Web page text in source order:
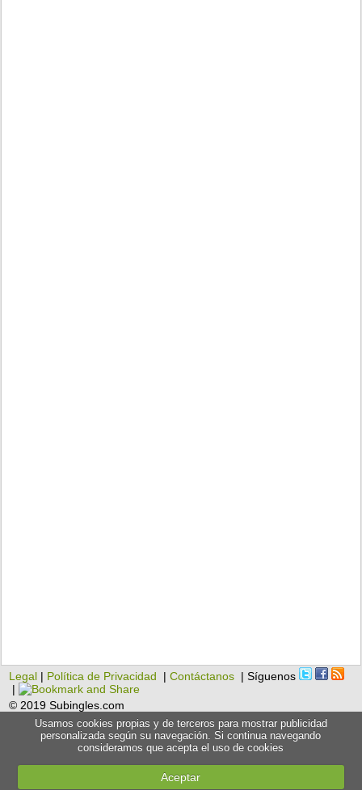
Legal | Política de Privacidad |Contáctanos | Síguenos
|
© 2019 Subingles.com
Usamos cookies propias y de terceros para mostrar publicidad
personalizada según su navegación. Si continua navegando
consideramos que acepta el uso de cookies
Aceptar